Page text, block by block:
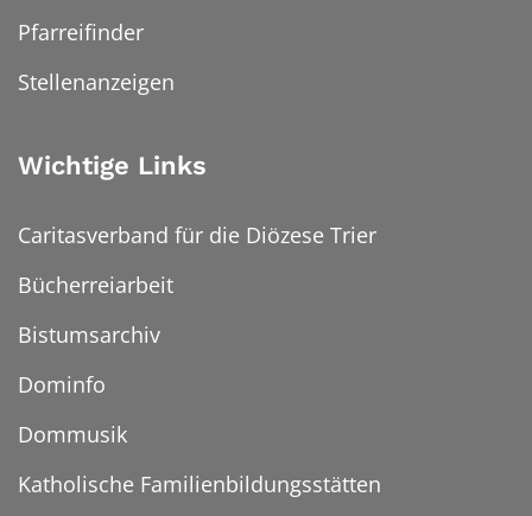
Pfarreifinder
Stellenanzeigen
Wichtige Links
Caritasverband für die Diözese Trier
Bücherreiarbeit
Bistumsarchiv
Dominfo
Dommusik
Katholische Familienbildungsstätten